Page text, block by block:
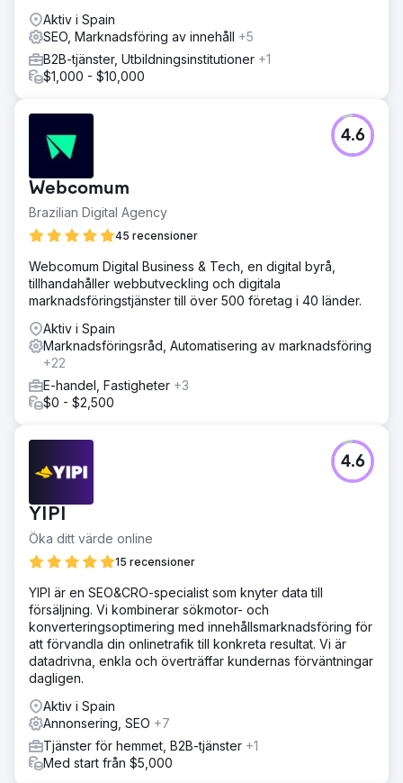
Aktiv i Spain
SEO, Marknadsföring av innehåll +5
B2B-tjänster, Utbildningsinstitutioner +1
$1,000 - $10,000
Webcomum
Brazilian Digital Agency
45 recensioner
4.6
Webcomum Digital Business & Tech, en digital byrå,
tillhandahåller webbutveckling och digitala
marknadsföringstjänster till över 500 företag i 40 länder.
Aktiv i Spain
Marknadsföringsråd, Automatisering av marknadsföring
+22
E-handel, Fastigheter +3
$0 - $2,500
YIPI
Öka ditt värde online
15 recensioner
4.6
YIPI är en SEO&CRO-specialist som knyter data till
försäljning. Vi kombinerar sökmotor- och
konverteringsoptimering med innehållsmarknadsföring för
att förvandla din onlinetrafik till konkreta resultat. Vi är
datadrivna, enkla och överträffar kundernas förväntningar
dagligen.
Aktiv i Spain
Annonsering, SEO +7
Tjänster för hemmet, B2B-tjänster +1
Med start från $5,000